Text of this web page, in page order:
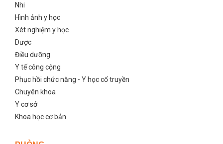
Nhi
Hình ảnh y học
Xét nghiệm y học
Dược
Điều dưỡng
Y tế công cộng
Phục hồi chức năng - Y học cổ truyền
Chuyên khoa
Y cơ sở
Khoa học cơ bản